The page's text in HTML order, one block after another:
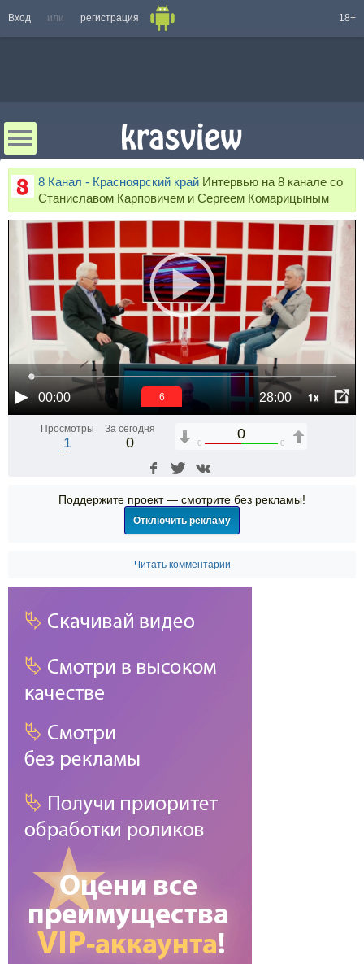
Вход или регистрация 18+
8 Канал - Красноярский край Интервью на 8 канале со
Станиславом Карповичем и Сергеем Комарицыным
00:00 28:00 1x
6
Просмотры
1
За сегодня
0
0
0 0
Поддержите проект — смотрите без рекламы!
Отключить рекламу
Читать комментарии